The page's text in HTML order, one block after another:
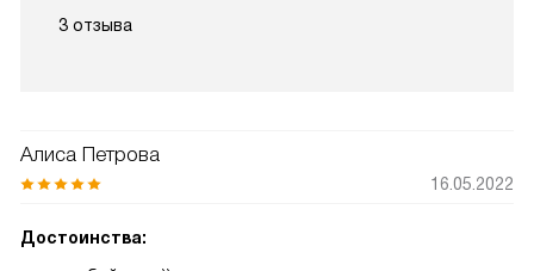
3 отзыва
Алиса Петрова
16.05.2022
Достоинства: